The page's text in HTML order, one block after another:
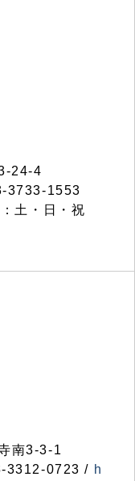
24-4
3733-1553
土・日・祝
南3-3-1
3312-0723 / h